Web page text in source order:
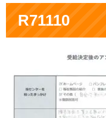
R71110